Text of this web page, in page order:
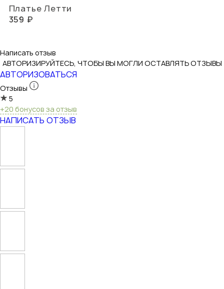
Платье Летти
359 ₽
Написать отзыв
АВТОРИЗИРУЙТЕСЬ, ЧТОБЫ ВЫ МОГЛИ ОСТАВЛЯТЬ ОТЗЫВЫ
АВТОРИЗОВАТЬСЯ
Отзывы
5
+20 бонусов за отзыв
НАПИСАТЬ ОТЗЫВ